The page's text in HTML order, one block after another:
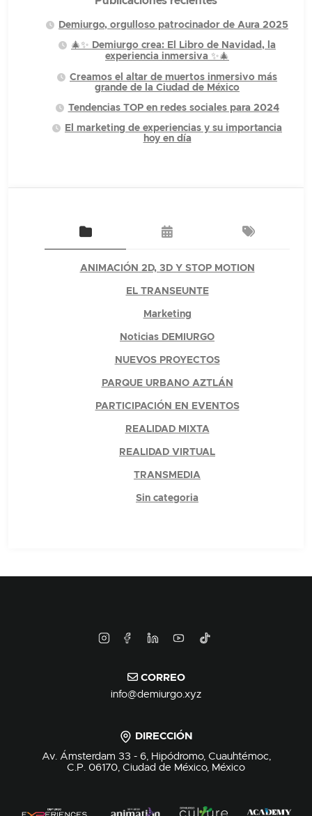
Demiurgo, orgulloso patrocinador de Aura 2025
🎄✨ Demiurgo crea: El Libro de Navidad, la
experiencia inmersiva ✨🎄
Creamos el altar de muertos inmersivo más
grande de la Ciudad de México
Tendencias TOP en redes sociales para 2024
El marketing de experiencias y su importancia
hoy en día
ANIMACIÓN 2D, 3D Y STOP MOTION
EL TRANSEUNTE
Marketing
Noticias DEMIURGO
NUEVOS PROYECTOS
PARQUE URBANO AZTLÁN
PARTICIPACIÓN EN EVENTOS
REALIDAD MIXTA
REALIDAD VIRTUAL
TRANSMEDIA
Sin categoria
CORREO
info@demiurgo.xyz
DIRECCIÓN
Av. Ámsterdam 33 - 6, Hipódromo, Cuauhtémoc,
C.P. 06170, Ciudad de México, México